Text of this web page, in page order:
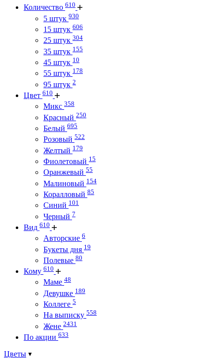
Количество 610
5 штук 930
15 штук 606
25 штук 304
35 штук 155
45 штук 10
55 штук 178
95 штук 2
Цвет 610
Микс 358
Красный 250
Белый 695
Розовый 522
Желтый 179
Фиолетовый 15
Оранжевый 55
Малиновый 154
Коралловый 85
Синий 101
Черный 7
Вид 610
Авторские 6
Букеты дня 19
Полевые 80
Кому 610
Маме 48
Девушке 189
Коллеге 5
На выписку 558
Жене 2431
По акции 633
Цветы